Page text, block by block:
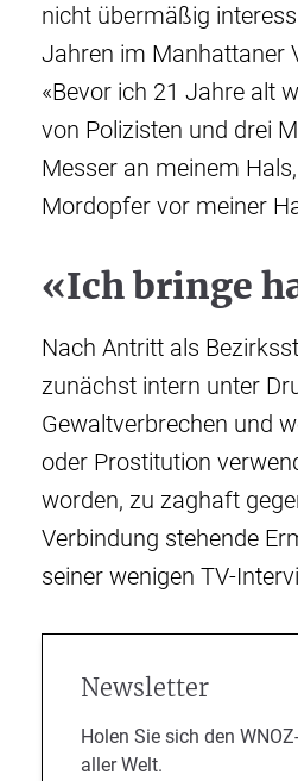
nicht übermäßig
Jahren im Manhattaner
«Bevor ich 21 Jahre alt
von Polizisten und drei
Messer an meinem
Mordopfer vor meiner
«Ich bringe
Nach Antritt als
zunächst intern unter
Gewaltverbrechen und
oder Prostitution
worden, zu zaghaft
Verbindung stehende
seiner wenigen TV-
Newsletter
Holen Sie sich den
aller Welt.